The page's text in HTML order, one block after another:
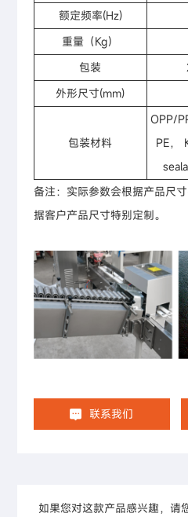
额定频率(Hz)
重量（Kg）
包装
外形尺寸(mm)
包装材料
OPP/
PE，
备注：实际参数会根据产品尺
据客户产品尺寸特别定制。
联系我们
如果您对这款产品感兴趣，请